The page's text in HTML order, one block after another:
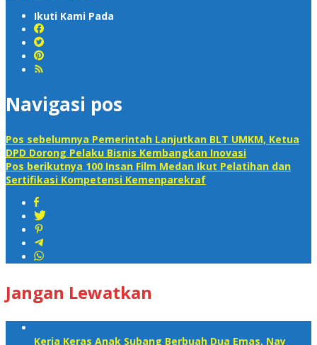
Ikuti Kami Pada
Navigasi pos
Pos sebelumnya Pemerintah Lanjutkan BLT UMKM, Ketua
DPD Dorong Pelaku Bisnis Kembangkan Inovasi
Pos berikutnya 100 Insan Film Medan Ikut Pelatihan dan
Sertifikasi Kompetensi Kemenparekraf
Jangan Lewatkan
Kerja Keras Anak Subang Berbuah Dua Emas, Nay